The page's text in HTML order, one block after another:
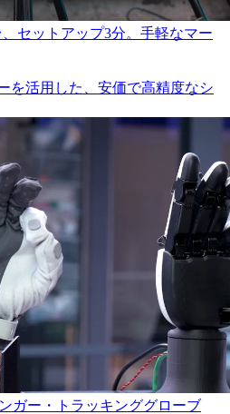
セットアップ3分。手軽なマー
を活用した、安価で高精度なシ
ガー・トラッキンググローブ